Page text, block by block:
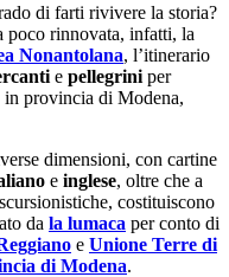
di farti rivivere la storia?
poco rinnovata, infatti, la
Nonantolana, l’itinerario
e pellegrini per
in provincia di Modena,
dimensioni, con cartine
e inglese, oltre che a
costituiscono
da la lumaca per conto di
e Unione Terre di
di Modena.